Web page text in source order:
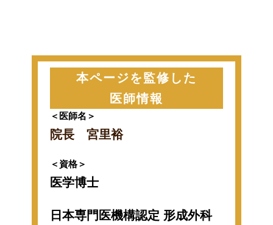
本ページを監修した
医師情報
＜医師名＞
院長 宮里裕
＜資格＞
医学博士
日本専門医機構認定 形成外科